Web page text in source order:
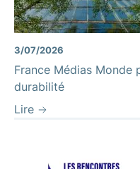
3/07/2026
France Médias Monde
durabilité
Lire